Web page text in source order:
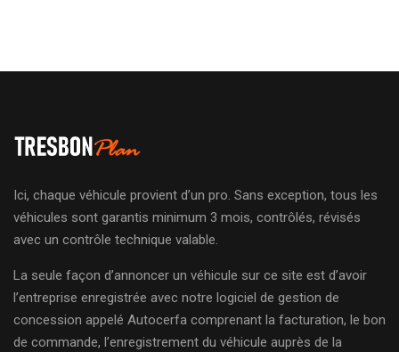
Ici, chaque véhicule provient d’un pro. Sans exception, tous les
véhicules sont garantis minimum 3 mois, contrôlés, révisés
avec un contrôle technique valable.
La seule façon d’annoncer un véhicule sur ce site est d’avoir
l’entreprise enregistrée avec notre logiciel de gestion de
concession appelé Autocerfa comprenant la facturation, le bon
de commande, l’enregistrement du véhicule auprès de la